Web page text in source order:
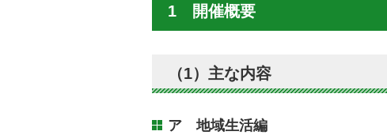
1 開催概要
（1）主な内容
ア 地域生活編